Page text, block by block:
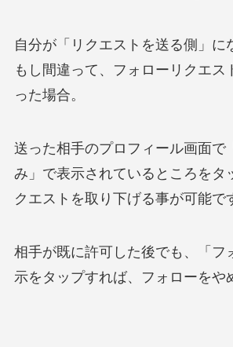
自分が「リクエストを送る側」に
もし間違って、フォローリクエス
った場合。
送った相手のプロフィール画面で
み」で表示されているところをタ
クエストを取り下げる事が可能で
相手が既に許可した後でも、「フ
示をタップすれば、フォローをや